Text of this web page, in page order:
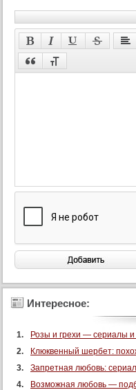
Интересное:
Розы и грехи — сериалы
Клюквенный шербет:
Запретная любовь:
Возможная любовь —